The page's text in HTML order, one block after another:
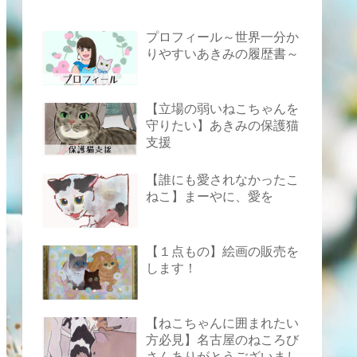
プロフィール～世界一分か
りやすいあきみの履歴書～
【立場の弱いねこちゃんを
守りたい】あきみの保護猫
支援
【誰にも愛されなかったこ
ねこ】まーやに、愛を
【１点もの】絵画の販売を
します！
【ねこちゃんに囲まれたい
方必見】名古屋のねころび